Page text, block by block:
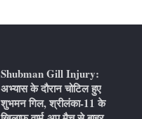
Shubman Gill Injury:
अभ्यास के दौरान चोटिल हुए
शुभमन गिल, श्रीलंका-11 के